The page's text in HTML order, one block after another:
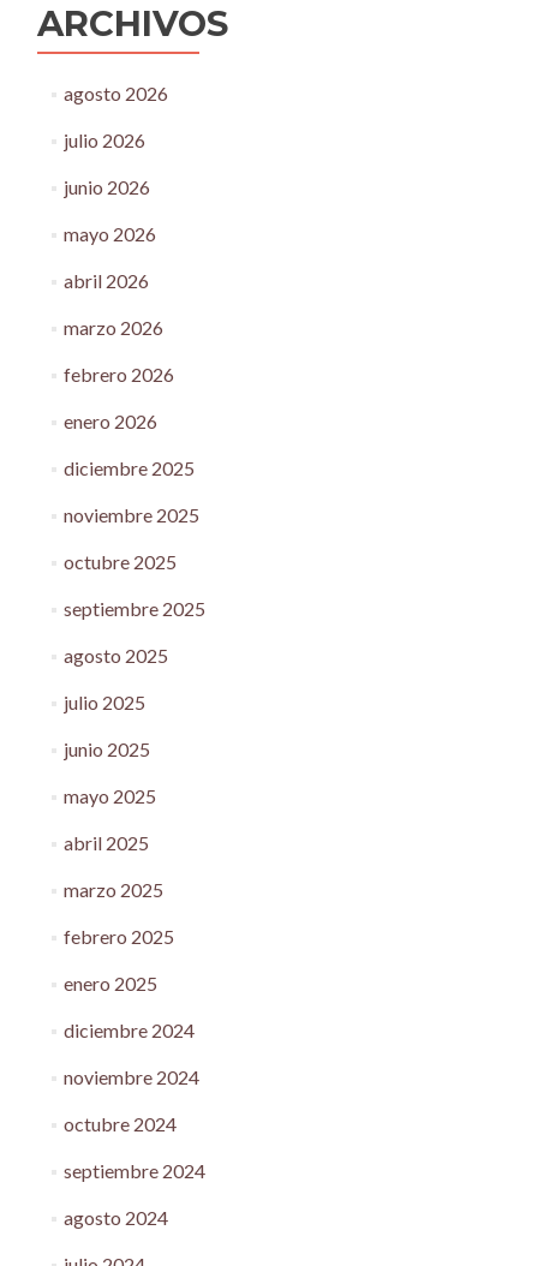
ARCHIVOS
agosto 2026
julio 2026
junio 2026
mayo 2026
abril 2026
marzo 2026
febrero 2026
enero 2026
diciembre 2025
noviembre 2025
octubre 2025
septiembre 2025
agosto 2025
julio 2025
junio 2025
mayo 2025
abril 2025
marzo 2025
febrero 2025
enero 2025
diciembre 2024
noviembre 2024
octubre 2024
septiembre 2024
agosto 2024